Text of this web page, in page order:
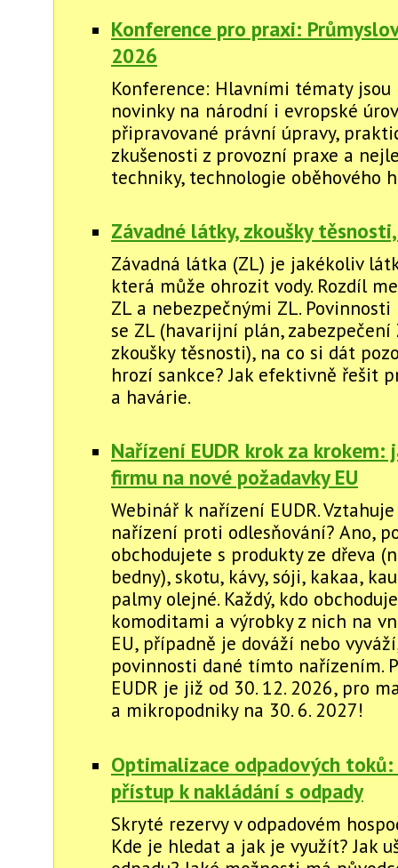
Konference pro praxi:
2026
Konference: Hlavními tématy
novinky na národní i evropské
připravované právní úpravy,
zkušenosti z provozní praxe a
techniky, technologie oběhového
Závadné látky, zkoušky
Závadná látka (ZL) je jakékoliv
která může ohrozit vody. Rozdíl
ZL a nebezpečnými ZL.
se ZL (havarijní plán, zabezpečení
zkoušky těsnosti), na co si dát
hrozí sankce? Jak efektivně řešit
a havárie.
Nařízení EUDR krok za krokem:
firmu na nové požadavky EU
Webinář k nařízení EUDR.
nařízení proti odlesňování? Ano,
obchodujete s produkty ze dřeva
bedny), skotu, kávy, sóji, kakaa,
palmy olejné. Každý, kdo
komoditami a výrobky z nich na
EU, případně je dováží nebo
povinnosti dané tímto nařízením.
EUDR je již od 30. 12. 2026, pro
a mikropodniky na 30. 6. 2027!
Optimalizace odpadových
přístup k nakládání s odpady
Skryté rezervy v odpadovém
Kde je hledat a jak je využít? Jak